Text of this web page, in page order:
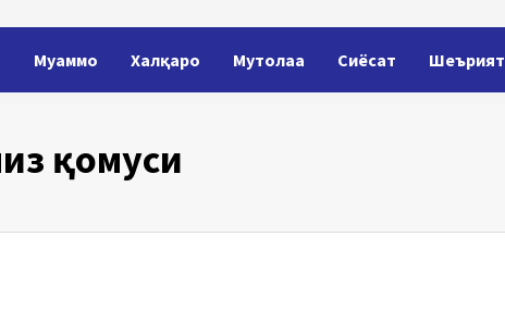
Муаммо Халқаро Мутолаа Сиёсат Шеърият
қомуси